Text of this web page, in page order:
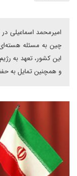
امیرمحمد اسماعیلی
چین به مسئله هسته‌ای
این کشور، تعهد به
و همچنین تمایل به